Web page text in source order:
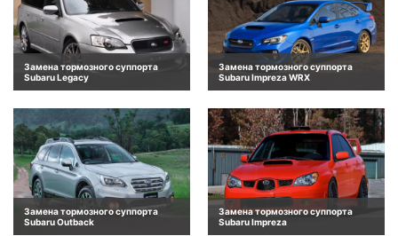
Замена тормозного суппорта
Subaru Legacy
Замена тормозного суппорта
Subaru Impreza WRX
Замена тормозного суппорта
Subaru Outback
Замена тормозного суппорта
Subaru Impreza